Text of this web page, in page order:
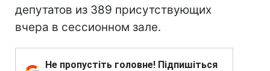
депутатов из 389 присутствующих
вчера в сессионном зале.
Не пропустіть головне! Підпишіться